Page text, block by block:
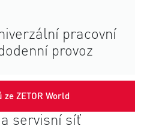
pracovní
provoz
ze ZETOR World
servisní síť